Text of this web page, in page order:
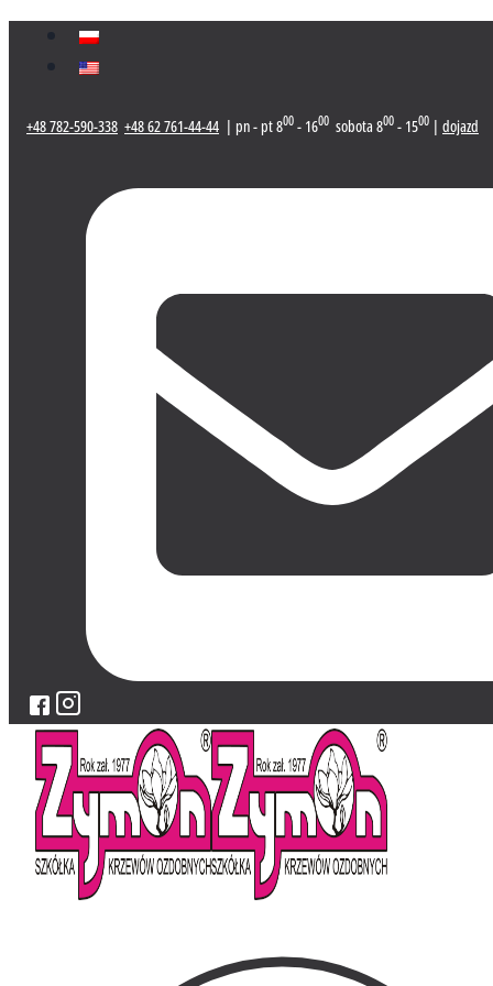
Przeskocz
+48 782-590-338 +48 62 761-44-44 | pn - pt 800 - 1600 sobota 800 - 1500 | dojazd